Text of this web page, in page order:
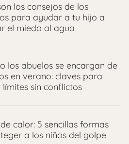
los consejos de los
para ayudar a tu hijo a
el miedo al agua
los abuelos se encargan de
en verano: claves para
sin conflictos
calor: 5 sencillas formas
a los niños del golpe